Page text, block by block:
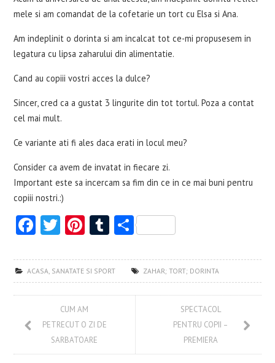
mele si am comandat de la cofetarie un tort cu Elsa si Ana.
Am indeplinit o dorinta si am incalcat tot ce-mi propusesem in
legatura cu lipsa zaharului din alimentatie.
Cand au copiii vostri acces la dulce?
Sincer, cred ca a gustat 3 lingurite din tot tortul. Poza a contat
cel mai mult.
Ce variante ati fi ales daca erati in locul meu?
Consider ca avem de invatat in fiecare zi.
Important este sa incercam sa fim din ce in ce mai buni pentru
copiii nostri.:)
Fa
b
o
o
k
T
itt
er
Pi
er
es
t
T
m
bl
r
S
re
ACASA, SANATATE SI SPORT ZAHAR; TORT; DORINTA
CUM AM
PETRECUT O ZI DE
SARBATOARE
SPECTACOL
PENTRU COPII –
PREMIERA